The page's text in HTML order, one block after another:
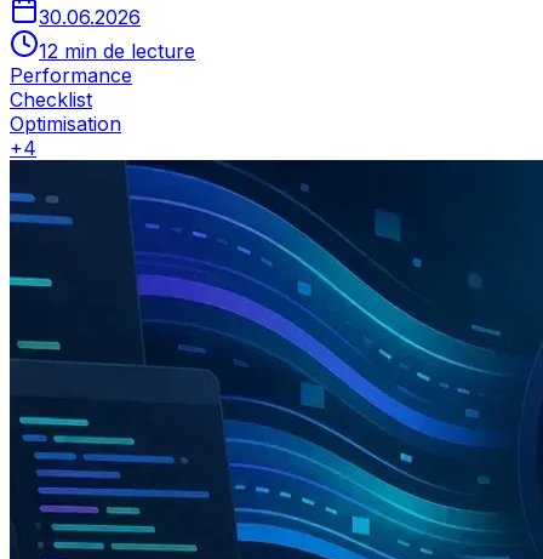
30.06.2026
12 min de lecture
Performance
Checklist
Optimisation
+4